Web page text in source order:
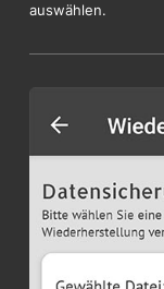
auswählen.